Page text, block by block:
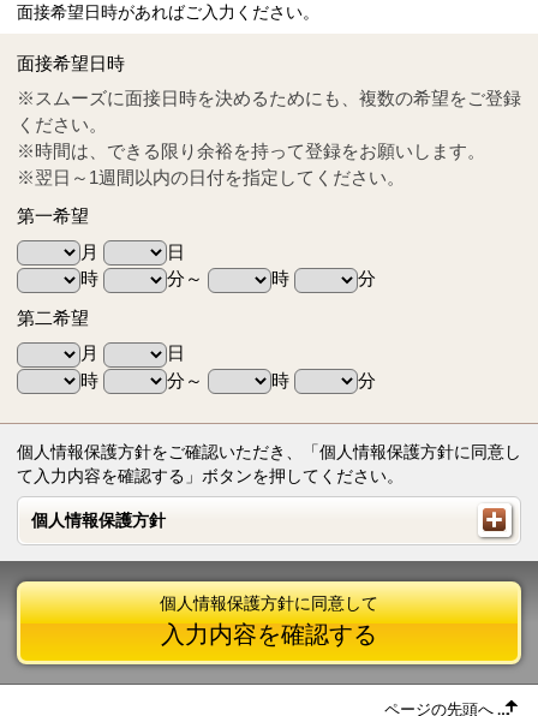
Tel
0570-55-0314
面接希望日時があればご入力ください。
面接希望日時
※スムーズに面接日時を決めるためにも、複数の希望をご登録
ください。
※時間は、できる限り余裕を持って登録をお願いします。
※翌日～1週間以内の日付を指定してください。
第一希望
月
日
時
分～ 時
分
第二希望
月
日
時
分～ 時 分
個人情報保護方針をご確認いただき、「個人情報保護方針に同意し
て入力内容を確認する」ボタンを押してください。
個人情報保護方針
個人情報保護方針
個人情報保護方針に同意して
入力内容を確認する
ページの先頭へ